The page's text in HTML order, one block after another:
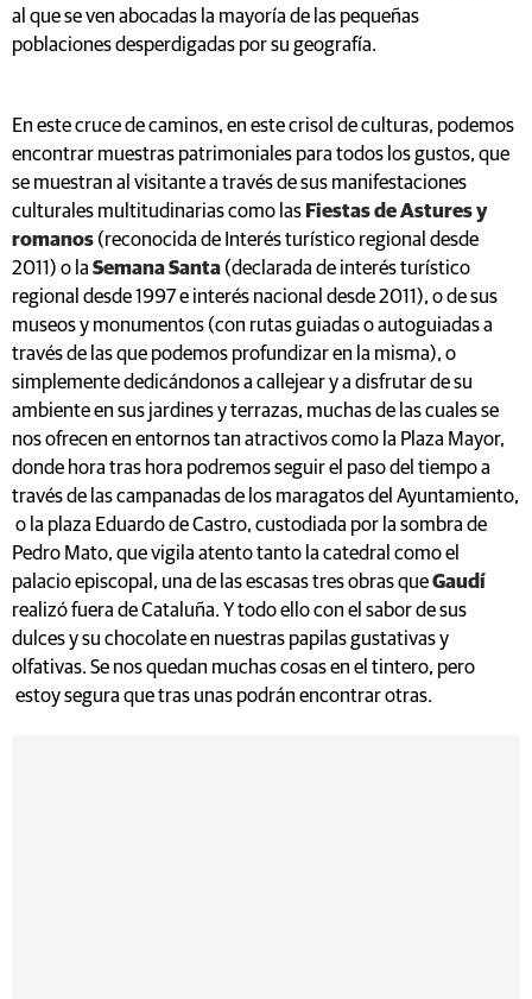
al que se ven abocadas la mayoría de las pequeñas
poblaciones desperdigadas por su geografía.
En este cruce de caminos, en este crisol de culturas, podemos
encontrar muestras patrimoniales para todos los gustos, que
se muestran al visitante a través de sus manifestaciones
culturales multitudinarias como las Fiestas de Astures y
romanos (reconocida de Interés turístico regional desde
2011) o la Semana Santa (declarada de interés turístico
regional desde 1997 e interés nacional desde 2011), o de sus
museos y monumentos (con rutas guiadas o autoguiadas a
través de las que podemos profundizar en la misma), o
simplemente dedicándonos a callejear y a disfrutar de su
ambiente en sus jardines y terrazas, muchas de las cuales se
nos ofrecen en entornos tan atractivos como la Plaza Mayor,
donde hora tras hora podremos seguir el paso del tiempo a
través de las campanadas de los maragatos del Ayuntamiento,
o la plaza Eduardo de Castro, custodiada por la sombra de
Pedro Mato, que vigila atento tanto la catedral como el
palacio episcopal, una de las escasas tres obras queGaudí
realizó fuera de Cataluña. Y todo ello con el sabor de sus
dulces y su chocolate en nuestras papilas gustativas y
olfativas. Se nos quedan muchas cosas en el tintero, pero
estoy segura que tras unas podrán encontrar otras.